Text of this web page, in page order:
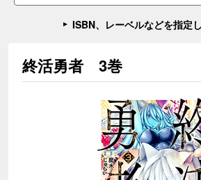
ISBN、レーベルなどを指定
終活勇者 3巻